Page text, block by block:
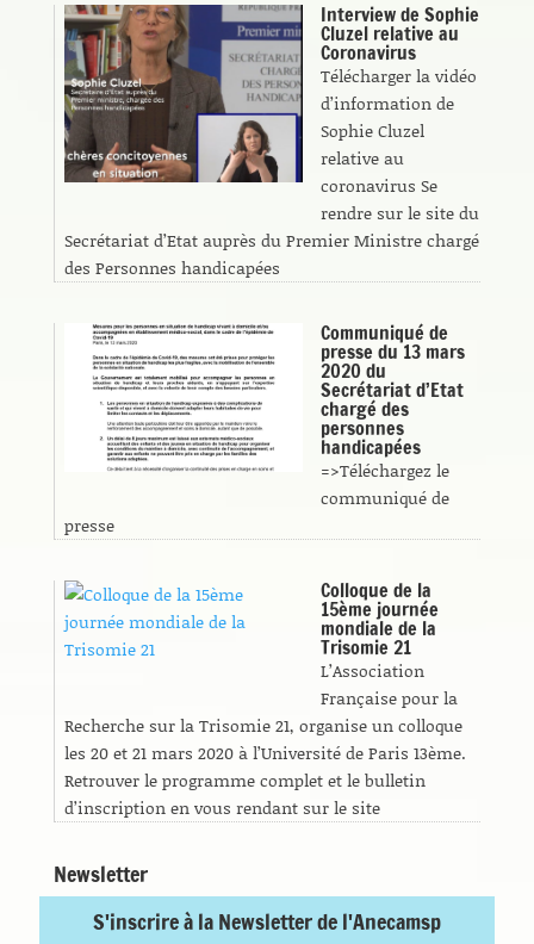
Interview de Sophie
Cluzel relative au
Coronavirus
Télécharger la vidéo
d’information de
Sophie Cluzel
relative au
coronavirus Se
rendre sur le site du
Secrétariat d’Etat auprès du Premier Ministre chargé
des Personnes handicapées
Communiqué de
presse du 13 mars
2020 du
Secrétariat d’Etat
chargé des
personnes
handicapées
=>Téléchargez le
communiqué de
presse
Colloque de la
15ème journée
mondiale de la
Trisomie 21
L’Association
Française pour la
Recherche sur la Trisomie 21, organise un colloque
les 20 et 21 mars 2020 à l’Université de Paris 13ème.
Retrouver le programme complet et le bulletin
d’inscription en vous rendant sur le site
Newsletter
S'inscrire à la Newsletter de l'Anecamsp